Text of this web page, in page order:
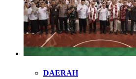
DAERAH